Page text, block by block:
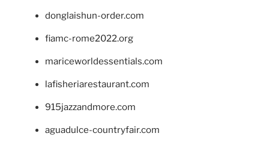
donglaishun-order.com
fiamc-rome2022.org
mariceworldessentials.com
lafisheriarestaurant.com
915jazzandmore.com
aguadulce-countryfair.com